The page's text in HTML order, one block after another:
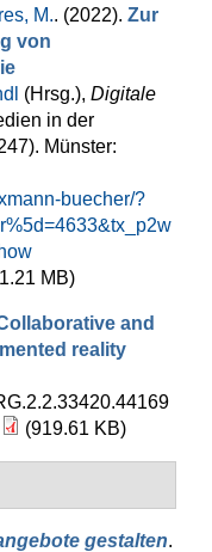
M.. (2022). Zur
von
(Hrsg.), Digitale
in der
Münster:
buecher/?
MB)
and
reality
(919.61 KB)
gestalten.